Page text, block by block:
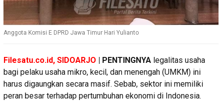
Anggota Komisi E DPRD Jawa Timur Hari Yulianto
Filesatu.co.id, SIDOARJO | PENTINGNYA legalitas usaha
bagi pelaku usaha mikro, kecil, dan menengah (UMKM) ini
harus digaungkan secara masif. Sebab, sektor ini memiliki
peran besar terhadap pertumbuhan ekonomi di Indonesia.